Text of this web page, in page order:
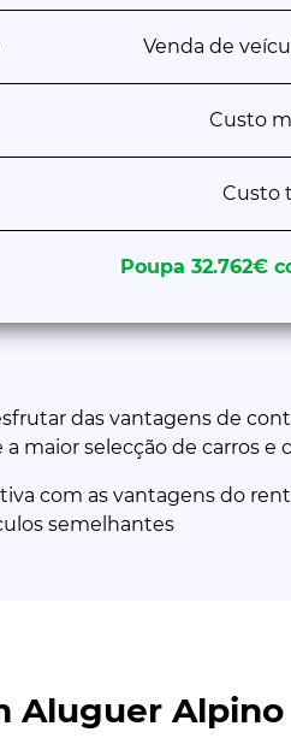
Venda de
Custo
Custo
Poupa 32.762€
das vantagens de
maior selecção de carros e
com as vantagens do
semelhantes
Aluguer Alpino